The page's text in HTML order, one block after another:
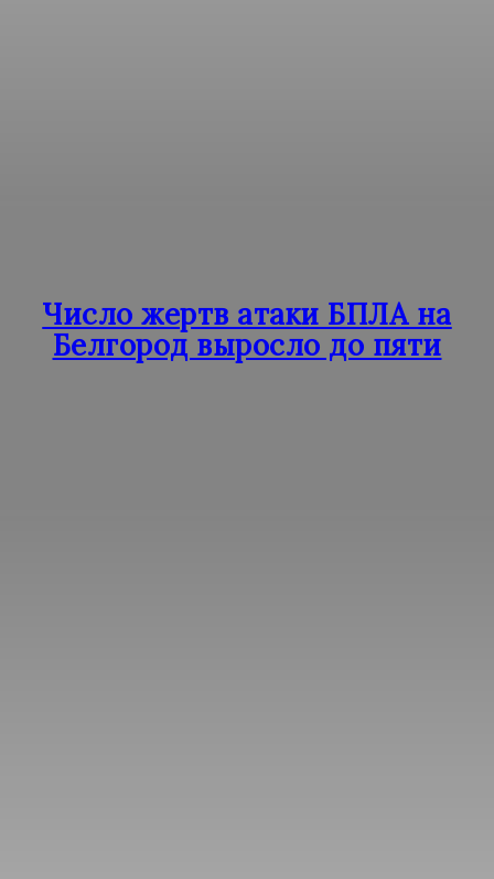
Число жертв атаки БПЛА на
Белгород выросло до пяти